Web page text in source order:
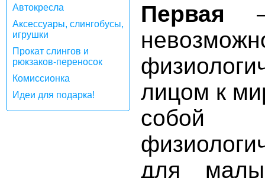
Автокресла
Аксессуары, слингобусы,
игрушки
Прокат слингов и
рюкзаков-переносок
Комиссионка
Идеи для подарка!
Первая —
лицом к
собой
для